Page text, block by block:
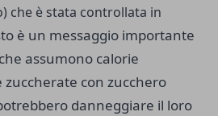
che è stata controllata in
è un messaggio importante
assumono calorie
con zucchero
danneggiare il loro